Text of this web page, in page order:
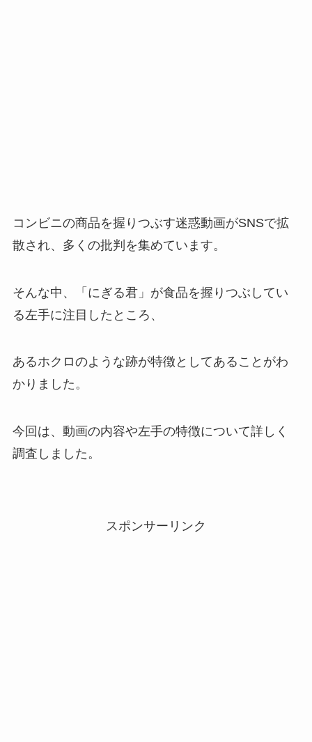
コンビニの商品を握りつぶす迷惑動画がSNSで拡
散され、多くの批判を集めています。
そんな中、「にぎる君」が食品を握りつぶしてい
る左手に注目したところ、
あるホクロのような跡が特徴としてあることがわ
かりました。
今回は、動画の内容や左手の特徴について詳しく
調査しました。
スポンサーリンク